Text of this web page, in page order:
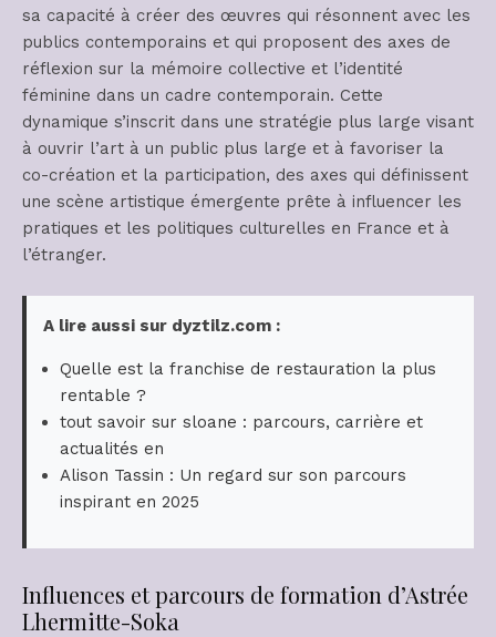
sa capacité à créer des œuvres qui résonnent avec les
publics contemporains et qui proposent des axes de
réflexion sur la mémoire collective et l’identité
féminine dans un cadre contemporain. Cette
dynamique s’inscrit dans une stratégie plus large visant
à ouvrir l’art à un public plus large et à favoriser la
co-création et la participation, des axes qui définissent
une scène artistique émergente prête à influencer les
pratiques et les politiques culturelles en France et à
l’étranger.
A lire aussi sur dyztilz.com :
Quelle est la franchise de restauration la plus
rentable ?
tout savoir sur sloane : parcours, carrière et
actualités en
Alison Tassin : Un regard sur son parcours
inspirant en 2025
Influences et parcours de formation d’Astrée
Lhermitte-Soka